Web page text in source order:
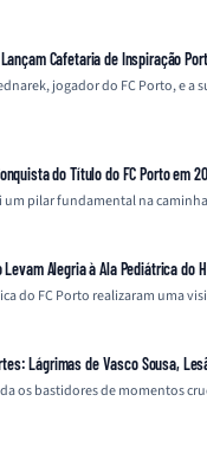
Cafetaria de Inspiração
jogador do FC Porto, e a
do Título do FC Porto em
um pilar fundamental na
Alegria à Ala Pediátrica do
do FC Porto realizaram uma
Lágrimas de Vasco Sousa,
os bastidores de momentos